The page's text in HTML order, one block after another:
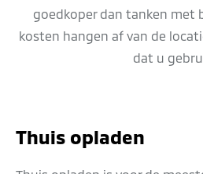
goedkoper dan tanken met
kosten hangen af van de
dat u
Thuis opladen